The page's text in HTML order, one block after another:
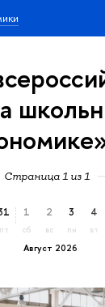
Страница 1 из 1
пт
Август 2026
1
сб
2
вс
3
пн
4
вт